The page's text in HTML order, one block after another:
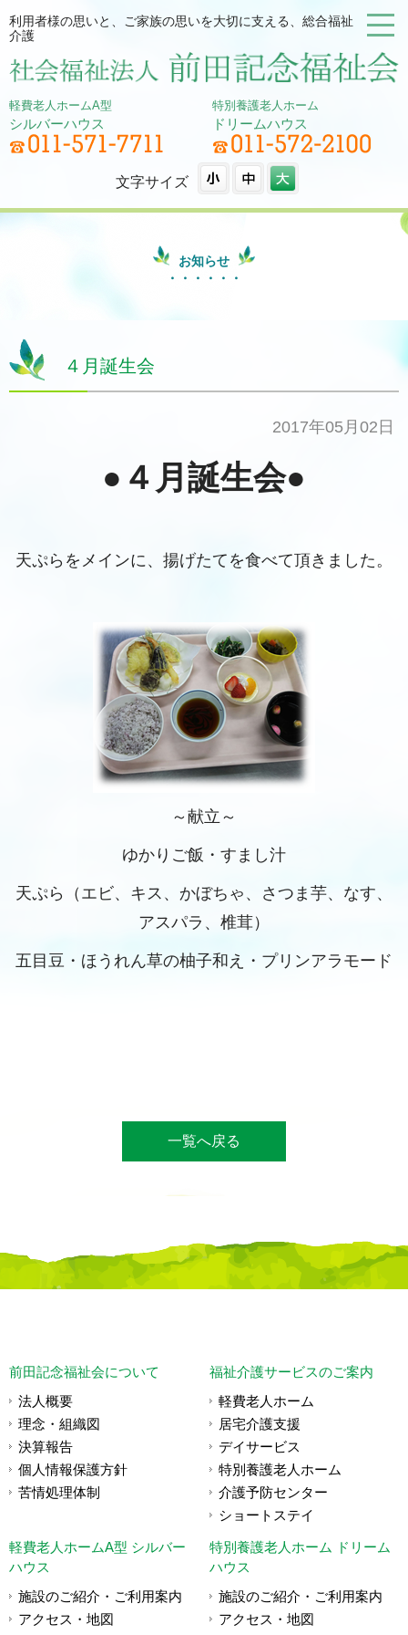
利用者様の思いと、ご家族の思いを大切に支える、総合福祉
介護
軽費老人ホームA型
シルバーハウス
特別養護老人ホーム
ドリームハウス
文字サイズ
お知らせ
４月誕生会
2017年05月02日
●４月誕生会●
天ぷらをメインに、揚げたてを食べて頂きました。
～献立～
ゆかりご飯・すまし汁
天ぷら（エビ、キス、かぼちゃ、さつま芋、なす、
アスパラ、椎茸）
五目豆・ほうれん草の柚子和え・プリンアラモード
一覧へ戻る
前田記念福祉会について
法人概要
理念・組織図
決算報告
個人情報保護方針
苦情処理体制
福祉介護サービスのご案内
軽費老人ホーム
居宅介護支援
デイサービス
特別養護老人ホーム
介護予防センター
ショートステイ
軽費老人ホームA型 シルバー
ハウス
施設のご紹介・ご利用案内
アクセス・地図
特別養護老人ホーム ドリーム
ハウス
施設のご紹介・ご利用案内
アクセス・地図